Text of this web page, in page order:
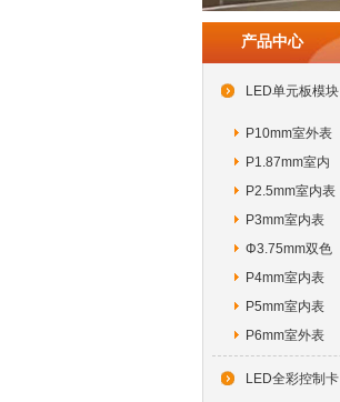
产品中心
LED单元板模块
P10mm室外表
P1.87mm室内
P2.5mm室内表
P3mm室内表
Φ3.75mm双色
P4mm室内表
P5mm室内表
P6mm室外表
LED全彩控制卡